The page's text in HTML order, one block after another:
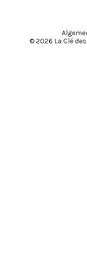
© 2026 La Clé